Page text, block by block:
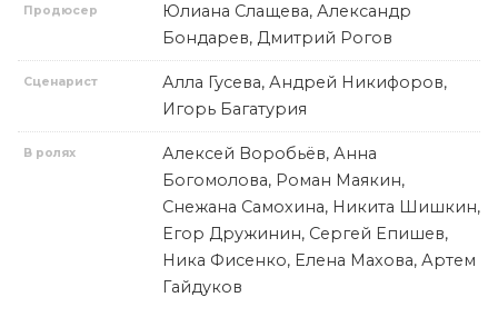
Продюсер
Юлиана Слащева, Александр
Бондарев, Дмитрий Рогов
Сценарист
Алла Гусева, Андрей Никифоров,
Игорь Багатурия
В ролях
Алексей Воробьёв, Анна
Богомолова, Роман Маякин,
Снежана Самохина, Никита Шишкин,
Егор Дружинин, Сергей Епишев,
Ника Фисенко, Елена Махова, Артем
Гайдуков